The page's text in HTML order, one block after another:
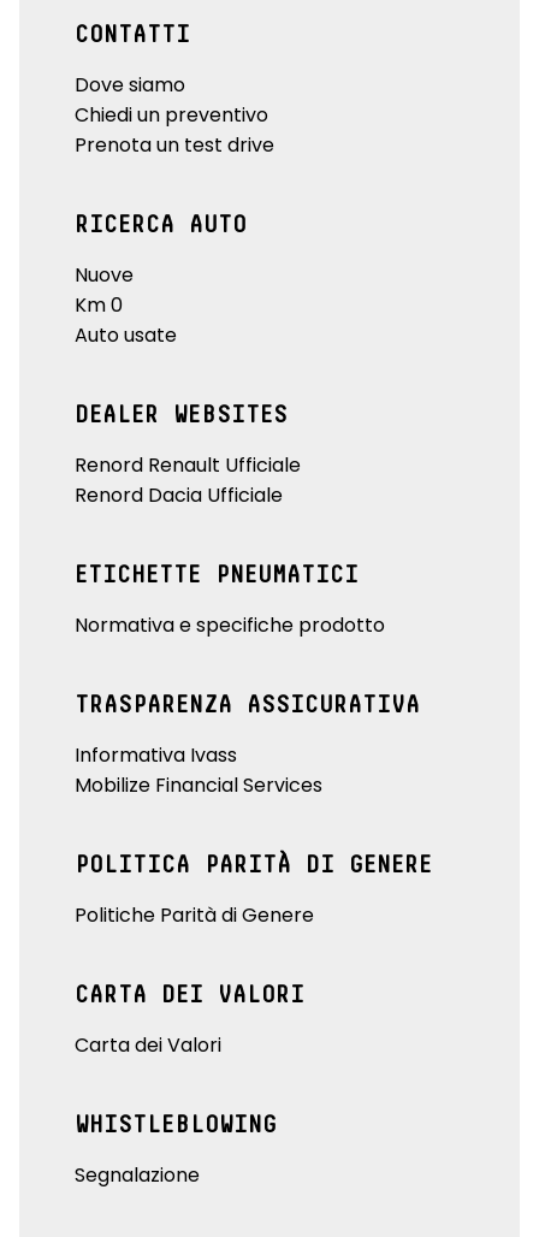
CONTATTI
Dove siamo
Chiedi un preventivo
Prenota un test drive
RICERCA AUTO
Nuove
Km 0
Auto usate
DEALER WEBSITES
Renord Renault Ufficiale
Renord Dacia Ufficiale
ETICHETTE PNEUMATICI
Normativa e specifiche prodotto
TRASPARENZA ASSICURATIVA
Informativa Ivass
Mobilize Financial Services
POLITICA PARITÀ DI GENERE
Politiche Parità di Genere
CARTA DEI VALORI
Carta dei Valori
WHISTLEBLOWING
Segnalazione